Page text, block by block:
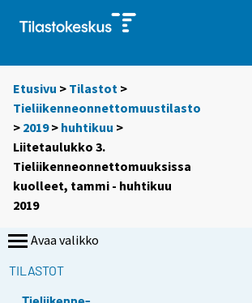
Etusivu > Tilastot >
Tieliikenneonnettomuustilasto
> 2019> huhtikuu >
Liitetaulukko 3.
Tieliikenneonnettomuuksissa
kuolleet, tammi - huhtikuu
2019
Avaa valikko
TILASTOT
Tieliikenne-